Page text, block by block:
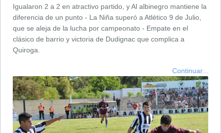
Igualaron 2 a 2 en atractivo partido, y Al albinegro mantiene la
diferencia de un punto - La Niña superó a Atlético 9 de Julio,
que se aleja de la lucha por campeonato - Empate en el
clásico de barrio y victoria de Dudignac que complica a
Quiroga.
Continuar...